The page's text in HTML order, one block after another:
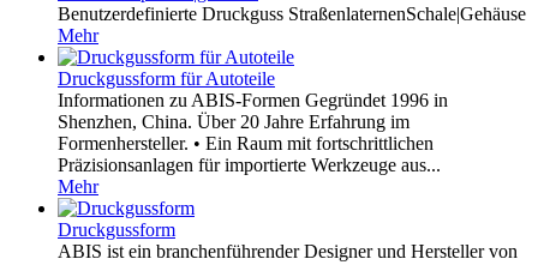
Benutzerdefinierte Druckguss StraßenlaternenSchale|Gehäuse
Mehr
Druckgussform für Autoteile
Informationen zu ABIS-Formen Gegründet 1996 in
Shenzhen, China. Über 20 Jahre Erfahrung im
Formenhersteller. • Ein Raum mit fortschrittlichen
Präzisionsanlagen für importierte Werkzeuge aus...
Mehr
Druckgussform
ABIS ist ein branchenführender Designer und Hersteller von